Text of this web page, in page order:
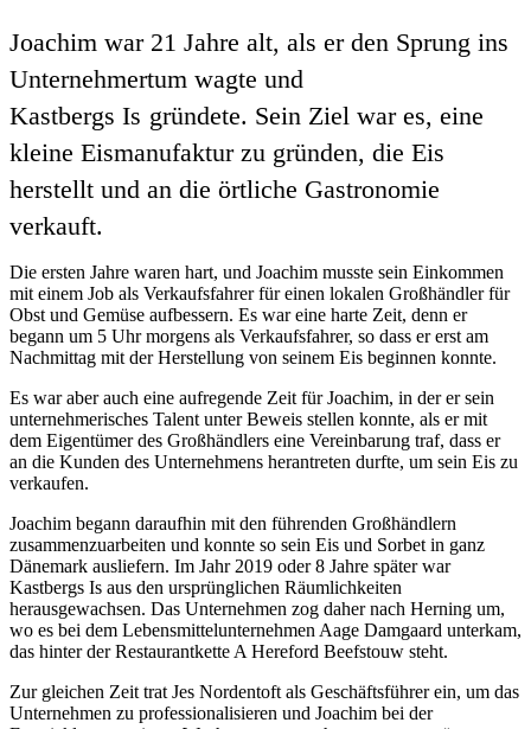
Joachim war 21 Jahre alt, als er den Sprung ins
Unternehmertum wagte und
Kastbergs Is gründete. Sein Ziel war es, eine
kleine Eismanufaktur zu gründen, die Eis
herstellt und an die örtliche Gastronomie
verkauft.
Die ersten Jahre waren hart, und Joachim musste sein Einkommen
mit einem Job als Verkaufsfahrer für einen lokalen Großhändler für
Obst und Gemüse aufbessern. Es war eine harte Zeit, denn er
begann um 5 Uhr morgens als Verkaufsfahrer, so dass er erst am
Nachmittag mit der Herstellung von seinem Eis beginnen konnte.
Es war aber auch eine aufregende Zeit für Joachim, in der er sein
unternehmerisches Talent unter Beweis stellen konnte, als er mit
dem Eigentümer des Großhändlers eine Vereinbarung traf, dass er
an die Kunden des Unternehmens herantreten durfte, um sein Eis zu
verkaufen.
Joachim begann daraufhin mit den führenden Großhändlern
zusammenzuarbeiten und konnte so sein Eis und Sorbet in ganz
Dänemark ausliefern. Im Jahr 2019 oder 8 Jahre später war
Kastbergs Is aus den ursprünglichen Räumlichkeiten
herausgewachsen. Das Unternehmen zog daher nach Herning um,
wo es bei dem Lebensmittelunternehmen Aage Damgaard unterkam,
das hinter der Restaurantkette A Hereford Beefstouw steht.
Zur gleichen Zeit trat Jes Nordentoft als Geschäftsführer ein, um das
Unternehmen zu professionalisieren und Joachim bei der